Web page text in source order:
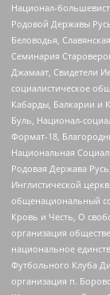
Национал-
Родовой Державы
Беловодья,
Семинария
Джамаат, Свидетели
социалистическое
Кабарды, Балкарии и
Буль, Национал-
Формат-18,
Национальная
Родовая Держава
Инглистической
общенациональный
Кровь и Честь, О
организация
национальное
Футбольного Клуба
организация п.